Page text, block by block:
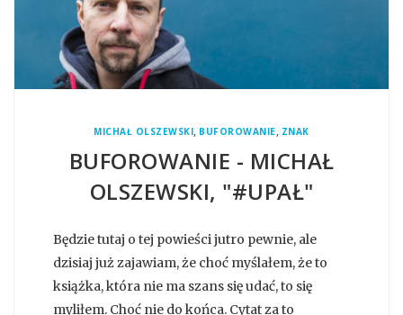
MICHAŁ OLSZEWSKI, BUFOROWANIE, ZNAK
BUFOROWANIE - MICHAŁ
OLSZEWSKI, "#UPAŁ"
Będzie tutaj o tej powieści jutro pewnie, ale
dzisiaj już zajawiam, że choć myślałem, że to
książka, która nie ma szans się udać, to się
myliłem. Choć nie do końca. Cytat za to